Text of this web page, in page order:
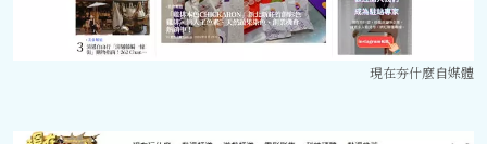
現在夯什麼自媒體